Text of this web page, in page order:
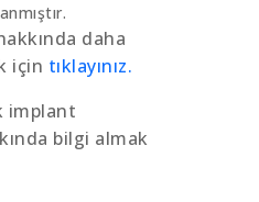
daha
için tıklayınız.
implant
bilgi almak